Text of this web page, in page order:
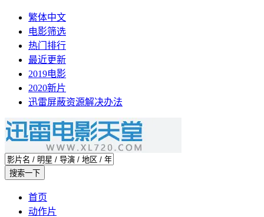
繁体中文
电影筛选
热门排行
最近更新
2019电影
2020新片
迅雷屏蔽资源解决办法
首页
动作片